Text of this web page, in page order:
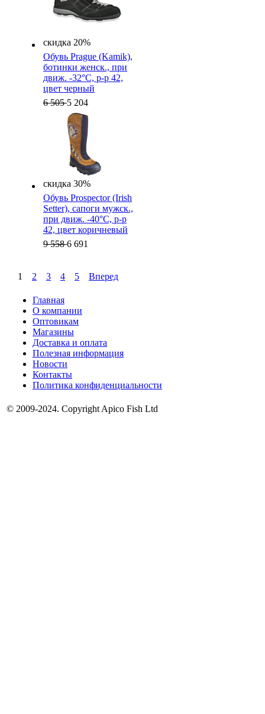
скидка 20%
Обувь Prague (Kamik),
ботинки женск., при
движ. -32°C, р-р 42,
цвет черный
6 5055 204
скидка 30%
Обувь Prospector (Irish
Setter), cапоги мужск.,
при движ. -40°C, р-р
42, цвет коричневый
9 5586 691
1 2 3 4 5 Вперед
Главная
О компании
Оптовикам
Магазины
Доставка и оплата
Полезная информация
Новости
Контакты
Политика конфиденциальности
© 2009-2024. Copyright Apico Fish Ltd